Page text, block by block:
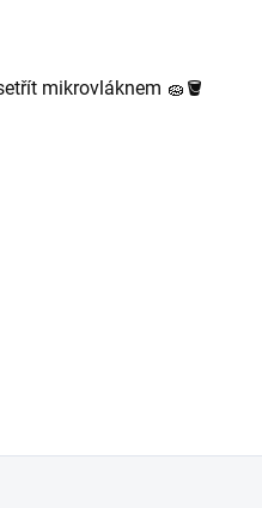
mikrovláknem 🧽🪣